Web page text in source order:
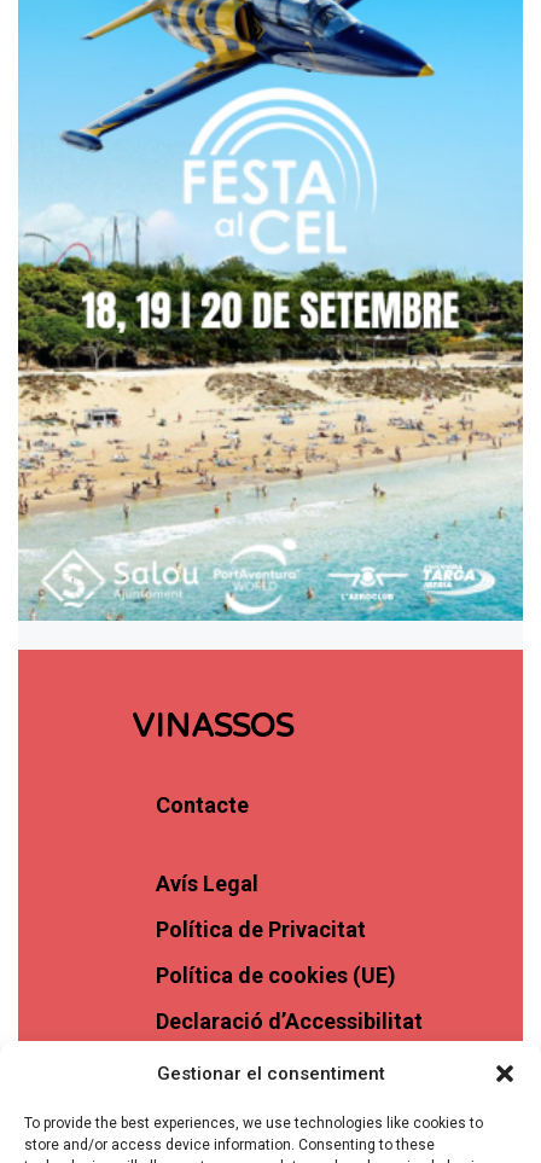
Gestionar el consentiment
To provide the best experiences, we use technologies like cookies to
store and/or access device information. Consenting to these
VINASSOS
Contacte
Avís Legal
Política de Privacitat
Política de cookies (UE)
Declaració d’Accessibilitat